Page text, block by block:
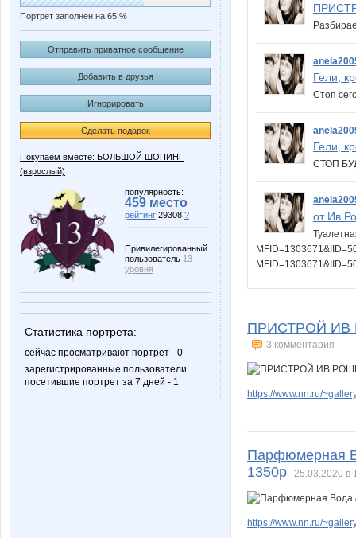
Портрет заполнен на 65 %
Отправить приватное сообщение
Добавить в друзья
Игнорировать
Сделать подарок
Покупаем вместе: БОЛЬШОЙ ШОПИНГ
(взрослый)
популярность:
459 место
рейтинг 29308 ?
Привилегированный
пользователь 13
уровня
Статистика портрета:
сейчас просматривают портрет - 0
зарегистрированные пользователи
посетившие портрет за 7 дней - 1
Гели,
Стоп
Гели,
СТОП
от Ив
ПРИСТРОЙ ИВ
3 комментария
https://www.nn.ru/
Парфюмерная
1350р
25.03.2020 в
https://www.nn.ru/